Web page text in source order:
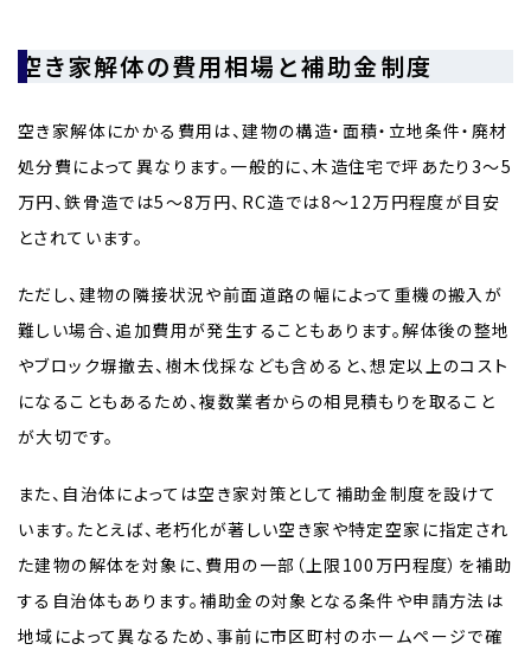
空き家解体の費用相場と補助金制度
空き家解体にかかる費用は、建物の構造・面積・立地条件・廃材
処分費によって異なります。一般的に、木造住宅で坪あたり3〜5
万円、鉄骨造では5〜8万円、RC造では8〜12万円程度が目安
とされています。
ただし、建物の隣接状況や前面道路の幅によって重機の搬入が
難しい場合、追加費用が発生することもあります。解体後の整地
やブロック塀撤去、樹木伐採なども含めると、想定以上のコスト
になることもあるため、複数業者からの相見積もりを取ること
が大切です。
また、自治体によっては空き家対策として補助金制度を設けて
います。たとえば、老朽化が著しい空き家や特定空家に指定され
た建物の解体を対象に、費用の一部（上限100万円程度）を補助
する自治体もあります。補助金の対象となる条件や申請方法は
地域によって異なるため、事前に市区町村のホームページで確